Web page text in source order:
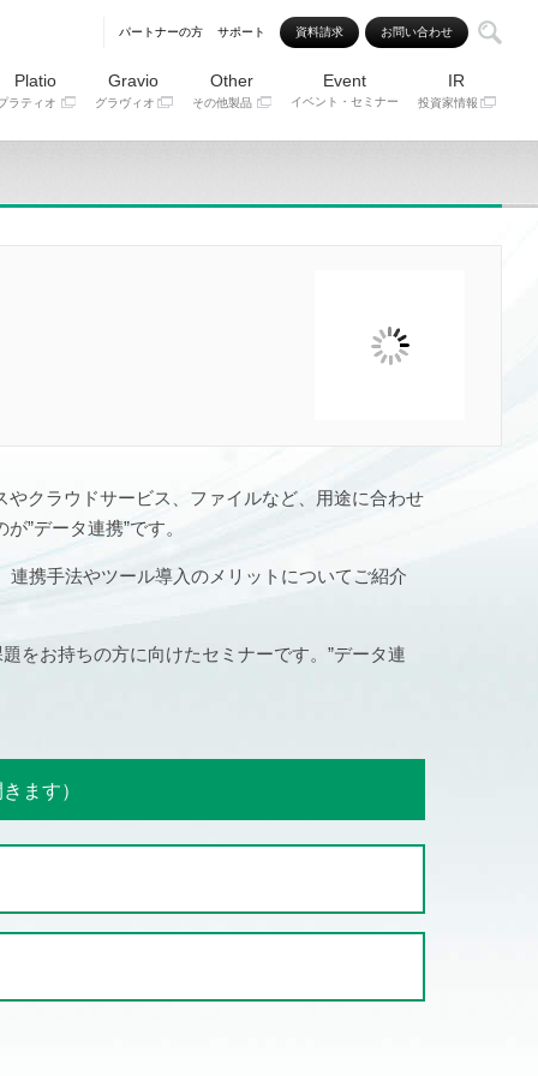
パートナーの方 サポート 資料請求 お問い合わせ
Platio
ラティオ
Gravio
グラヴィオ
Other
その他製品
Event
イベント・セミナー
IR
投資家情報
クラウドサービス、ファイルなど、用途に合わせ
”データ連携”です。
携手法やツール導入のメリットについてご紹介
をお持ちの方に向けたセミナーです。”データ連
ます）